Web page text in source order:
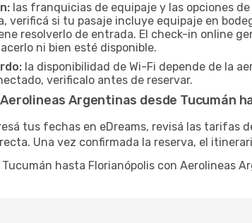
las franquicias de equipaje y las opciones
verificá si tu pasaje incluye equipaje en
resolverlo de entrada. El check-in online
ni bien esté disponible.
la disponibilidad de Wi-Fi depende de la
verificalo antes de reservar.
Argentinas desde Tucumán
tus fechas en eDreams, revisá las tarifas
Una vez confirmada la reserva, el
hasta Florianópolis con Aerolineas